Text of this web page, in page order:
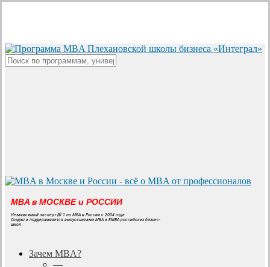
content
MBA в МОСКВЕ и РОССИИ
Независимый эксперт № 1 по MBA в России с 2004 года
Создан и поддерживается выпускниками MBA и EMBA российских бизнес-
школ
search
Menu
Зачем MBA?
—